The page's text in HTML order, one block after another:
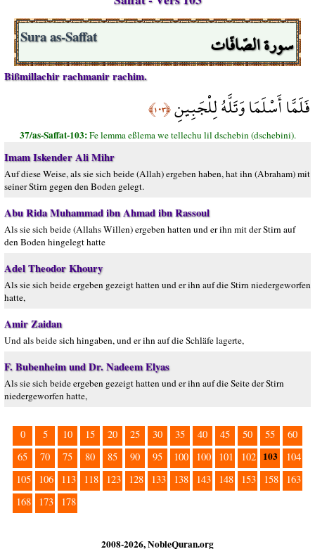
سورة الصّافّات Sura as-Saffat
Bißmillachir rachmanir rachim.
فَلَمَّا أَسْلَمَا وَتَلَّهُ لِلْجَبِينِ﴿١٠٣﴾
37/as-Saffat-103:Fe lemma eßlema we tellechu lil dschebin (dschebini).
Imam Iskender Ali Mihr
Auf diese Weise, als sie sich beide (Allah) ergeben haben, hat ihn (Abraham) mit
seiner Stirn gegen den Boden gelegt.
Abu Rida Muhammad ibn Ahmad ibn Rassoul
Als sie sich beide (Allahs Willen) ergeben hatten und er ihn mit der Stirn auf
den Boden hingelegt hatte
Adel Theodor Khoury
Als sie sich beide ergeben gezeigt hatten und er ihn auf die Stirn niedergeworfen
hatte,
Amir Zaidan
Und als beide sich hingaben, und er ihn auf die Schläfe lagerte,
F. Bubenheim und Dr. Nadeem Elyas
Als sie sich beide ergeben gezeigt hatten und er ihn auf die Seite der Stirn
niedergeworfen hatte,
0 5 10 15 20 25 30 35 40 45 50 55
60
65
70 75 80 85 90 95 100 100 101 102 103
104
105
106 113 118 123 128 133 138 143 148 153 158
163
168
173 178
2008-2026, NobleQuran.org